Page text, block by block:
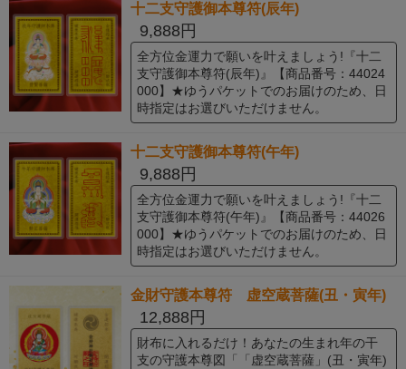
十二支守護御本尊符(辰年)
9,888円
全方位金運力で願いを叶えましょう!『十二
支守護御本尊符(辰年)』【商品番号：44024
000】★ゆうパケットでのお届けのため、日
時指定はお選びいただけません。
十二支守護御本尊符(午年)
9,888円
全方位金運力で願いを叶えましょう!『十二
支守護御本尊符(午年)』【商品番号：44026
000】★ゆうパケットでのお届けのため、日
時指定はお選びいただけません。
金財守護本尊符 虚空蔵菩薩(丑・寅年)
12,888円
財布に入れるだけ！あなたの生まれ年の干
支の守護本尊図「「虚空蔵菩薩」(丑・寅年)